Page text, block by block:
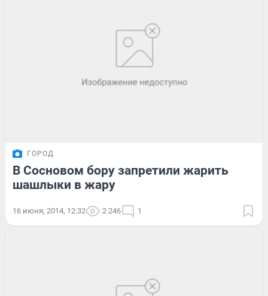
ГОРОД
В Сосновом бору запретили жарить
шашлыки в жару
16 июня, 2014, 12:32 2 246 1